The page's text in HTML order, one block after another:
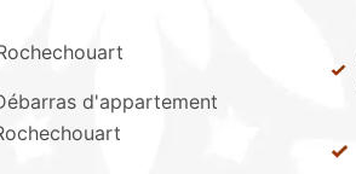
d'appartement